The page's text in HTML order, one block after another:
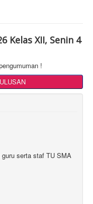
Kelas XII, Senin 4
!
serta staf TU SMA